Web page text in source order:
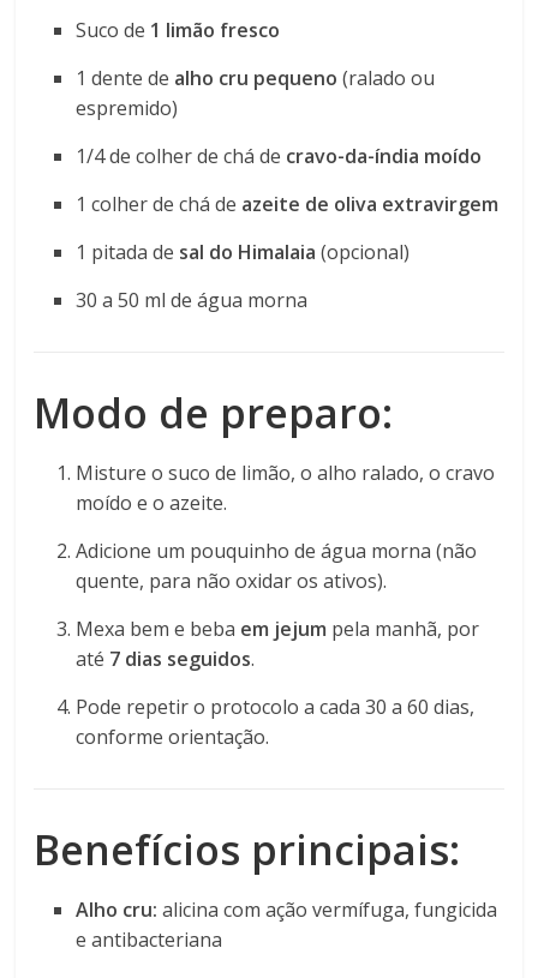
Suco de 1 limão fresco
1 dente de alho cru pequeno (ralado ou
espremido)
1/4 de colher de chá de cravo-da-índia moído
1 colher de chá de azeite de oliva extravirgem
1 pitada de sal do Himalaia (opcional)
30 a 50 ml de água morna
Modo de preparo:
Misture o suco de limão, o alho ralado, o cravo
moído e o azeite.
Adicione um pouquinho de água morna (não
quente, para não oxidar os ativos).
Mexa bem e beba em jejum pela manhã, por
até 7 dias seguidos.
Pode repetir o protocolo a cada 30 a 60 dias,
conforme orientação.
Benefícios principais:
Alho cru: alicina com ação vermífuga, fungicida
e antibacteriana